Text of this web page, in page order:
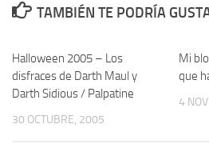
TAMBIÉN TE PODRÍA
Halloween 2005 – Los
disfraces de Darth Maul y
Darth Sidious / Palpatine
30 OCTUBRE, 2005
Mi
que
4